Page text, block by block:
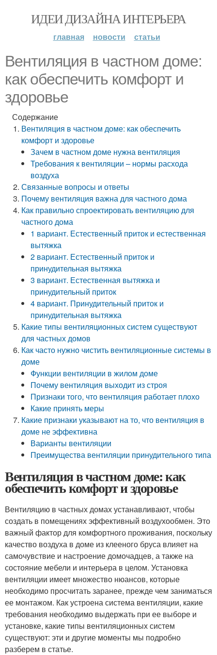
ИДЕИ ДИЗАЙНА ИНТЕРЬЕРА
главная новости статьи
Вентиляция в частном доме:
как обеспечить комфорт и
здоровье
Содержание
Вентиляция в частном доме: как обеспечить
комфорт и здоровье
Зачем в частном доме нужна вентиляция
Требования к вентиляции – нормы расхода
воздуха
Связанные вопросы и ответы
Почему вентиляция важна для частного дома
Как правильно спроектировать вентиляцию для
частного дома
1 вариант. Естественный приток и естественная
вытяжка
2 вариант. Естественный приток и
принудительная вытяжка
3 вариант. Естественная вытяжка и
принудительный приток
4 вариант. Принудительный приток и
принудительная вытяжка
Какие типы вентиляционных систем существуют
для частных домов
Как часто нужно чистить вентиляционные системы в
доме
Функции вентиляции в жилом доме
Почему вентиляция выходит из строя
Признаки того, что вентиляция работает плохо
Какие принять меры
Какие признаки указывают на то, что вентиляция в
доме не эффективна
Варианты вентиляции
Преимущества вентиляции принудительного типа
Вентиляция в частном доме: как
обеспечить комфорт и здоровье
Вентиляцию в частных домах устанавливают, чтобы
создать в помещениях эффективный воздухообмен. Это
важный фактор для комфортного проживания, поскольку
качество воздуха в доме из клееного бруса влияет на
самочувствие и настроение домочадцев, а также на
состояние мебели и интерьера в целом. Установка
вентиляции имеет множество нюансов, которые
необходимо просчитать заранее, прежде чем заниматься
ее монтажом. Как устроена система вентиляции, какие
требования необходимо выдержать при ее выборе и
установке, какие типы вентиляционных систем
существуют: эти и другие моменты мы подробно
разберем в статье.